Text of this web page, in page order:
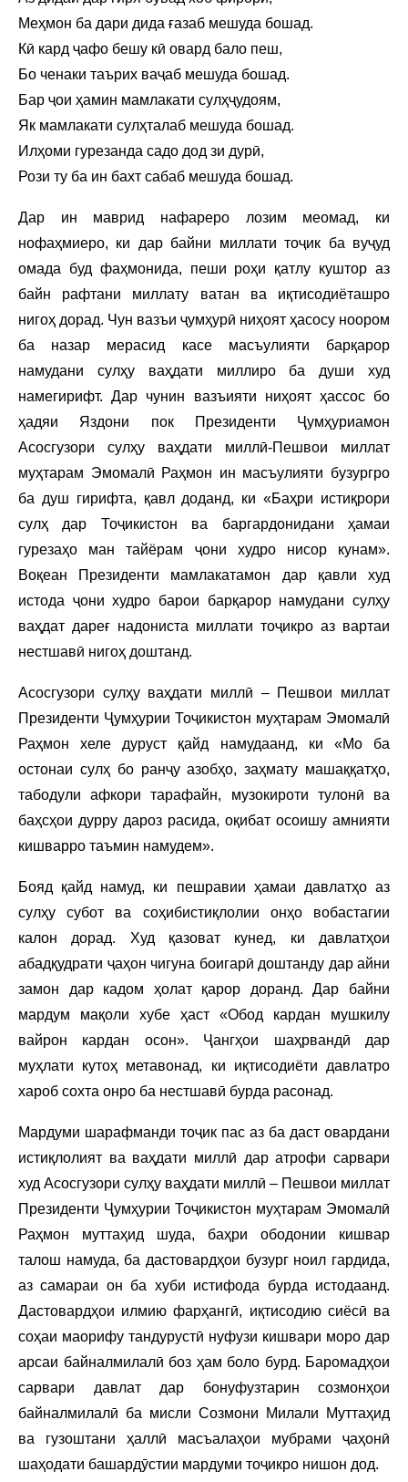
Меҳмон ба дари дида ғазаб мешуда бошад.
Кӣ кард ҷафо бешу кӣ овард бало пеш,
Бо ченаки таърих ваҷаб мешуда бошад.
Бар ҷои ҳамин мамлакати сулҳҷудоям,
Як мамлакати сулҳталаб мешуда бошад.
Илҳоми гурезанда садо дод зи дурӣ,
Рози ту ба ин бахт сабаб мешуда бошад.
Дар ин маврид нафареро лозим меомад, ки
нофаҳмиеро, ки дар байни миллати тоҷик ба вуҷуд
омада буд фаҳмонида, пеши роҳи қатлу куштор аз
байн рафтани миллату ватан ва иқтисодиёташро
нигоҳ дорад. Чун вазъи ҷумҳурӣ ниҳоят ҳасосу ноором
ба назар мерасид касе масъулияти барқарор
намудани сулҳу ваҳдати миллиро ба души худ
намегирифт. Дар чунин вазъияти ниҳоят ҳассос бо
ҳадяи Яздони пок Президенти Ҷумҳуриамон
Асосгузори сулҳу ваҳдати миллӣ-Пешвои миллат
муҳтарам Эмомалӣ Раҳмон ин масъулияти бузургро
ба душ гирифта, қавл доданд, ки «Баҳри истиқрори
сулҳ дар Тоҷикистон ва баргардонидани ҳамаи
гурезаҳо ман тайёрам ҷони худро нисор кунам».
Воқеан Президенти мамлакатамон дар қавли худ
истода ҷони худро барои барқарор намудани сулҳу
ваҳдат дареғ надониста миллати тоҷикро аз вартаи
нестшавӣ нигоҳ доштанд.
Асосгузори сулҳу ваҳдати миллӣ – Пешвои миллат
Президенти Ҷумҳурии Тоҷикистон муҳтарам Эмомалӣ
Раҳмон хеле дуруст қайд намудаанд, ки «Мо ба
остонаи сулҳ бо ранҷу азобҳо, заҳмату машаққатҳо,
табодули афкори тарафайн, музокироти тулонӣ ва
баҳсҳои дурру дароз расида, оқибат осоишу амнияти
кишварро таъмин намудем».
Бояд қайд намуд, ки пешравии ҳамаи давлатҳо аз
сулҳу субот ва соҳибистиқлолии онҳо вобастагии
калон дорад. Худ қазоват кунед, ки давлатҳои
абадқудрати ҷаҳон чигуна боигарӣ доштанду дар айни
замон дар кадом ҳолат қарор доранд. Дар байни
мардум мақоли хубе ҳаст «Обод кардан мушкилу
вайрон кардан осон». Ҷангҳои шаҳрвандӣ дар
муҳлати кутоҳ метавонад, ки иқтисодиёти давлатро
хароб сохта онро ба нестшавӣ бурда расонад.
Мардуми шарафманди тоҷик пас аз ба даст овардани
истиқлолият ва ваҳдати миллӣ дар атрофи сарвари
худ Асосгузори сулҳу ваҳдати миллӣ – Пешвои миллат
Президенти Ҷумҳурии Тоҷикистон муҳтарам Эмомалӣ
Раҳмон муттаҳид шуда, баҳри ободонии кишвар
талош намуда, ба дастовардҳои бузург ноил гардида,
аз самараи он ба хуби истифода бурда истодаанд.
Дастовардҳои илмию фарҳангӣ, иқтисодию сиёсӣ ва
соҳаи маорифу тандурустӣ нуфузи кишвари моро дар
арсаи байналмилалӣ боз ҳам боло бурд. Баромадҳои
сарвари давлат дар бонуфузтарин созмонҳои
байналмилалӣ ба мисли Созмони Милали Муттаҳид
ва гузоштани ҳаллӣ масъалаҳои мубрами ҷаҳонӣ
шаҳодати башардӯстии мардуми тоҷикро нишон дод.